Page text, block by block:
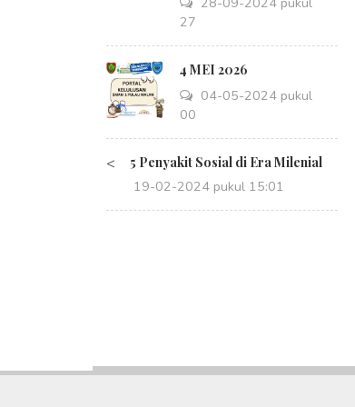
14:27
4 MEI 2026
04-05-2024 pukul
08:00
< 5 Penyakit Sosial di Era Milenial
19-02-2024 pukul 15:01